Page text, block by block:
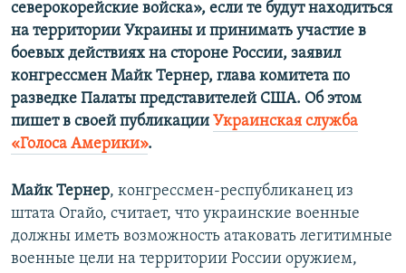
северокорейские войска», если те будут находиться
на территории Украины и принимать участие в
боевых действиях на стороне России, заявил
конгрессмен Майк Тернер, глава комитета по
разведке Палаты представителей США. Об этом
пишет в своей публикации Украинская служба
«Голоса Америки».
Майк Тернер, конгрессмен-республиканец из
штата Огайо, считает, что украинские военные
должны иметь возможность атаковать легитимные
военные цели на территории России оружием,